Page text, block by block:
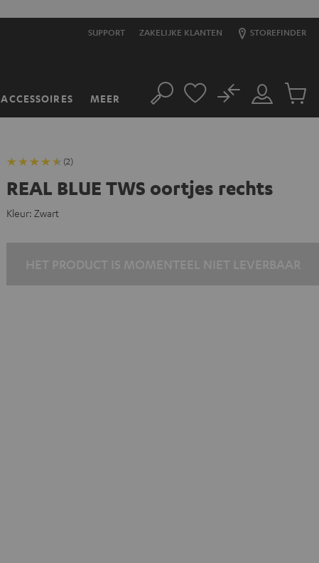
SUPPORT ZAKELIJKE KLANTEN STOREFINDER
ACCESSOIRES MEER Zoeken
Mijn
account
No
(2)
REAL BLUE TWS oortjes rechts
Kleur: Zwart